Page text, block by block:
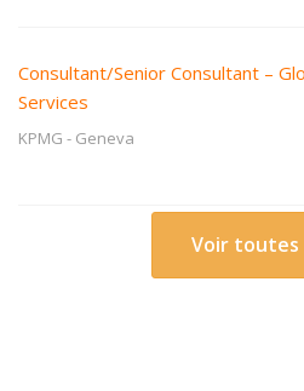
Consultant/Senior Consultant –
Services
KPMG - Geneva
Voir toutes